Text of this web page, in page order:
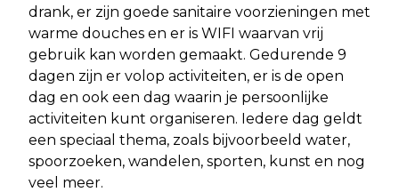
drank, er zijn goede sanitaire voorzieningen met
warme douches en er is WIFI waarvan vrij
gebruik kan worden gemaakt. Gedurende 9
dagen zijn er volop activiteiten, er is de open
dag en ook een dag waarin je persoonlijke
activiteiten kunt organiseren. Iedere dag geldt
een speciaal thema, zoals bijvoorbeeld water,
spoorzoeken, wandelen, sporten, kunst en nog
veel meer.